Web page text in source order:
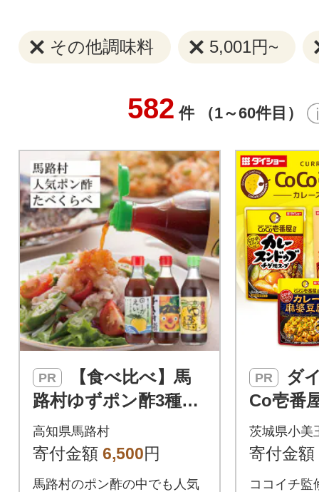
その他調味料 5,001円~
582 件 （1～60件目）
PR
路村ゆずポン酢3種セ
ット【464】
高知県馬路村
寄付金額 6,500円
馬路村のポン酢の中でも人気
PR
Co壱番
ーズ 鍋
の素 5
茨城県小美
寄付金額
ココイチ監